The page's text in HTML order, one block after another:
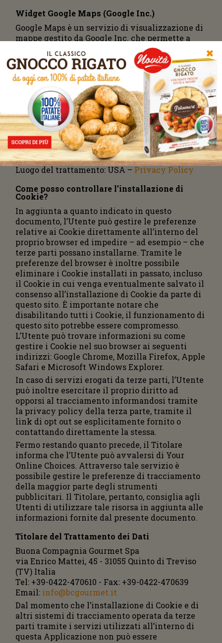
✖
Widget Google Maps (Google Inc.)
Google Maps è un servizio di visualizzazione di
mappe gestito da Google Inc. che permette a
questa Applicazione di integrare tali contenuti
all’interno delle proprie pagine.
Dati personali raccolti: Cookie e Dati di utilizzo.
Luogo del trattamento: USA –
Privacy Policy
Widget Instagram (Instagram, Inc.)
Instagram è un servizio di visualizzazione di
immagini gestito da Instagram, Inc. che
permette a questa Applicazione di integrare
tali contenuti all’interno delle proprie pagine.
Dati personali raccolti: Cookie e Dati di utilizzo.
Luogo del trattamento: USA – Privacy Policy
Come posso controllare l’installazione di
Cookie?
In aggiunta a quanto indicato in questo
documento, l’Utente può gestire le preferenze
relative ai Cookie direttamente all’interno del
proprio browser ed impedire – ad esempio – che
terze parti possano installarne. Tramite le
preferenze del browser è inoltre possibile
eliminare i Cookie installati in passato, incluso
il Cookie in cui venga eventualmente salvato il
consenso all’installazione di Cookie da parte di
questo sito. È importante notare che
disabilitando tutti i Cookie, il funzionamento di
questo sito potrebbe essere compromesso.
L’Utente può trovare informazioni su come
gestire i Cookie nel suo browser ai seguenti
indirizzi: Google Chrome, Mozilla Firefox, Apple
Safari e Microsoft Windows Explorer.
In caso di servizi erogati da terze parti, l’Utente
può inoltre esercitare il proprio diritto ad
opporsi al tracciamento informandosi tramite
la privacy policy della terza parte, tramite il
link di opt out se esplicitamente fornito o
contattando direttamente la stessa.
Fermo restando quanto precede, il Titolare
informa che l’Utente può avvalersi di Your
Online Choices. Attraverso tale servizio è
possibile gestire le preferenze di tracciamento
della maggior parte degli strumenti
pubblicitari. Il Titolare, pertanto, consiglia agli
Utenti di utilizzare tale risorsa in aggiunta alle
informazioni fornite dal presente documento.
Titolare del Trattamento dei Dati
Buona Compagnia Gourmet Spa
via Enrico Mattei, 45 - 31055 Quinto di Treviso
(TV) Italia
Tel: +39-0422-470610 - Fax: +39-0422-470639
Email: info@bcgourmet.it
Dal momento che l’installazione di Cookie e di
altri sistemi di tracciamento operata da terze
parti tramite i servizi utilizzati all’interno di
questa Applicazione non può essere